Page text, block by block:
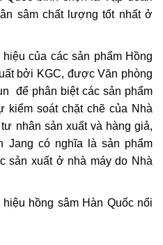
sâm chất lượng tốt nhất ở
của các sản phẩm Hồng
bởi KGC, được Văn phòng
để phân biệt các sản phẩm
kiểm soát chặt chẽ của Nhà
nhân sản xuất và hàng giả,
Jang có nghĩa là sản phẩm
sản xuất ở nhà máy do Nhà
hồng sâm Hàn Quốc nổi